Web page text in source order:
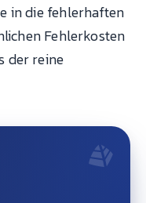
in die fehlerhaften
Fehlerkosten
der reine